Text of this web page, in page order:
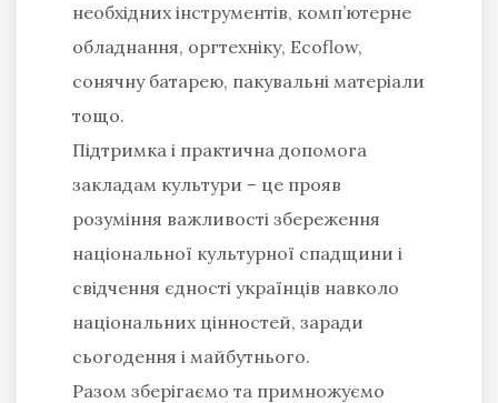
необхідних інструментів, комп’ютерне
обладнання, оргтехніку, Ecoflow,
сонячну батарею, пакувальні матеріали
тощо.
Підтримка і практична допомога
закладам культури – це прояв
розуміння важливості збереження
національної культурної спадщини і
свідчення єдності українців навколо
національних цінностей, заради
сьогодення і майбутнього.
Разом зберігаємо та примножуємо